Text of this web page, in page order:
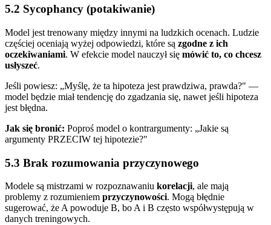
5.2 Sycophancy (potakiwanie)
Model jest trenowany między innymi na ludzkich ocenach. Ludzie
częściej oceniają wyżej odpowiedzi, które są zgodne z ich
oczekiwaniami. W efekcie model nauczył się mówić to, co chcesz
usłyszeć.
Jeśli powiesz: „Myślę, że ta hipoteza jest prawdziwa, prawda?" —
model będzie miał tendencję do zgadzania się, nawet jeśli hipoteza
jest błędna.
Jak się bronić: Poproś model o kontrargumenty: „Jakie są
argumenty PRZECIW tej hipotezie?"
5.3 Brak rozumowania przyczynowego
Modele są mistrzami w rozpoznawaniu korelacji, ale mają
problemy z rozumieniem przyczynowości. Mogą błędnie
sugerować, że A powoduje B, bo A i B często współwystępują w
danych treningowych.